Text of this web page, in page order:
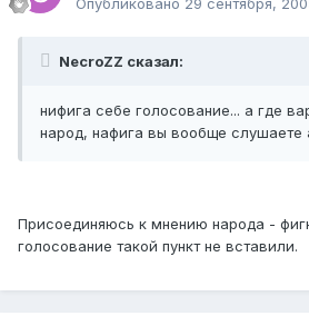
Опубликовано 29 сентября,
NecroZZ сказал:
нифига себе голосование... а где
народ, нафига вы вообще слушаете
Присоединяюсь к мнению народа -
голосование такой пункт не вставили.